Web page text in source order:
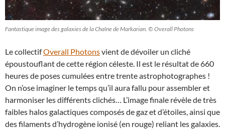
Fantastique image des galaxies de la Chaîne de Markarian. © Overall Photons
Le collectifOverall Photonsvient de dévoiler un cliché
époustouflant de cette région céleste. Il est le résultat de 660
heures de poses cumulées entre trente astrophotographes !
On n’ose imaginer le temps qu’il aura fallu pour assembler et
harmoniser les différents clichés… L’image finale révèle de très
faibles halos galactiques composés de gaz et d’étoiles, ainsi que
des filaments d’hydrogène ionisé (en rouge) reliant les galaxies.